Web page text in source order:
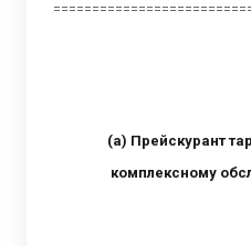
(а) Прейскурант
комплексному